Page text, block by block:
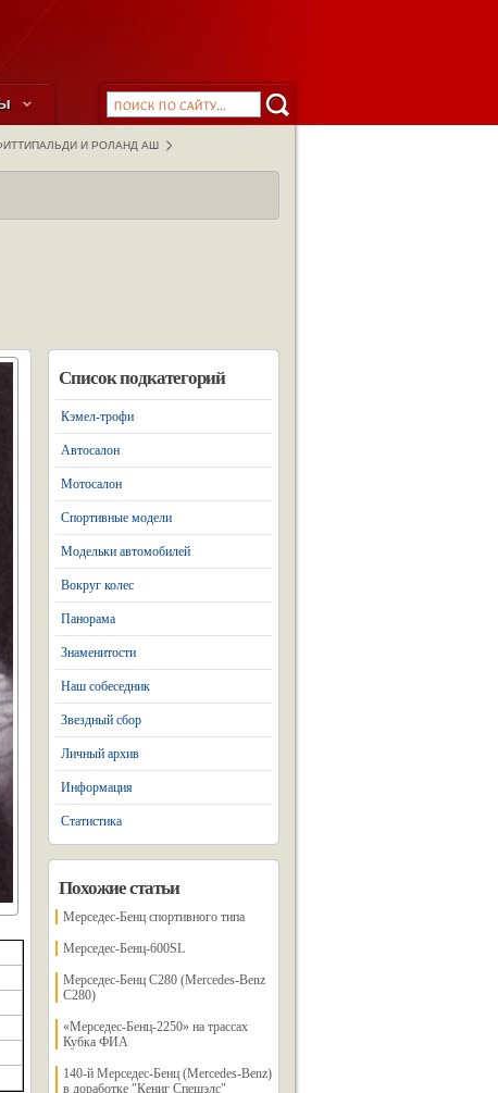
И РОЛАНД АШ
Список подкатегорий
Кэмел-трофи
Автосалон
Мотосалон
Спортивные модели
Модельки автомобилей
Вокруг колес
Панорама
Знаменитости
Наш собеседник
Звездный сбор
Личный архив
Информация
Статистика
Похожие статьи
Мерседес-Бенц спортивного типа
Мерседес-Бенц-600SL
Мерседес-Бенц С280 (Mercedes-Benz
C280)
«Мерседес-Бенц-2250» на трассах
Кубка ФИА
140-й Мерседес-Бенц (Mercedes-Benz)
в доработке "Кениг Спешэлс"